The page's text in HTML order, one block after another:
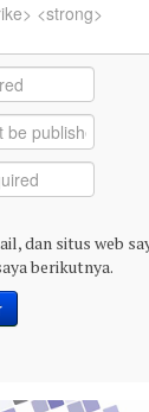
dan situs web
berikutnya.